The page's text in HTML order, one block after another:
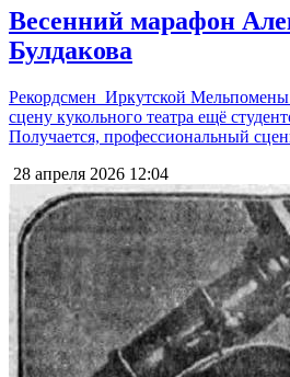
Весенний марафон
Булдакова
Рекордсмен Иркутской
сцену кукольного театра ещё
Получается, профессиональный
28 апреля 2026 12:04